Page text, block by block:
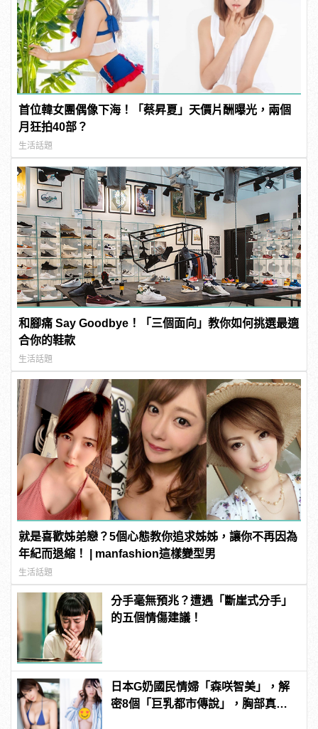
首位韓女團偶像下海！「蔡昇夏」天價片酬曝光，兩個
月狂拍40部？
生活話題
和腳痛 Say Goodbye！「三個面向」教你如何挑選最適
合你的鞋款
生活話題
就是喜歡姊弟戀？5個心態教你追求姊姊，讓你不再因為
年紀而退縮！ | manfashion這樣變型男
生活話題
分手毫無預兆？遭遇「斷崖式分手」
的五個情傷建議！
日本G奶國民情婦「森咲智美」，解
密8個「巨乳都市傳說」，胸部真能